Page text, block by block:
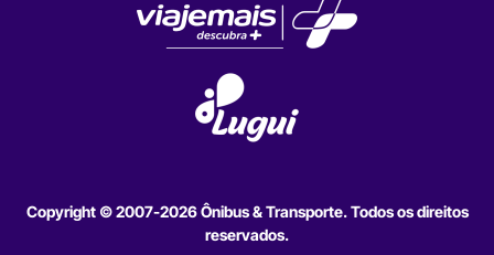
Copyright © 2007-2026 Ônibus & Transporte. Todos os direitos
reservados.